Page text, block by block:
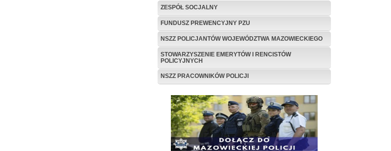
ZESPÓŁ SOCJALNY
FUNDUSZ PREWENCYJNY PZU
NSZZ POLICJANTÓW WOJEWÓDZTWA MAZOWIECKIEGO
STOWARZYSZENIE EMERYTÓW I RENCISTÓW
POLICYJNYCH
NSZZ PRACOWNIKÓW POLICJI